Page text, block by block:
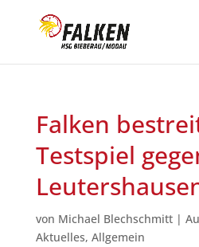
Falken
Testspiel
von Michael Blechschmitt|
Aktuelles, Allgemein